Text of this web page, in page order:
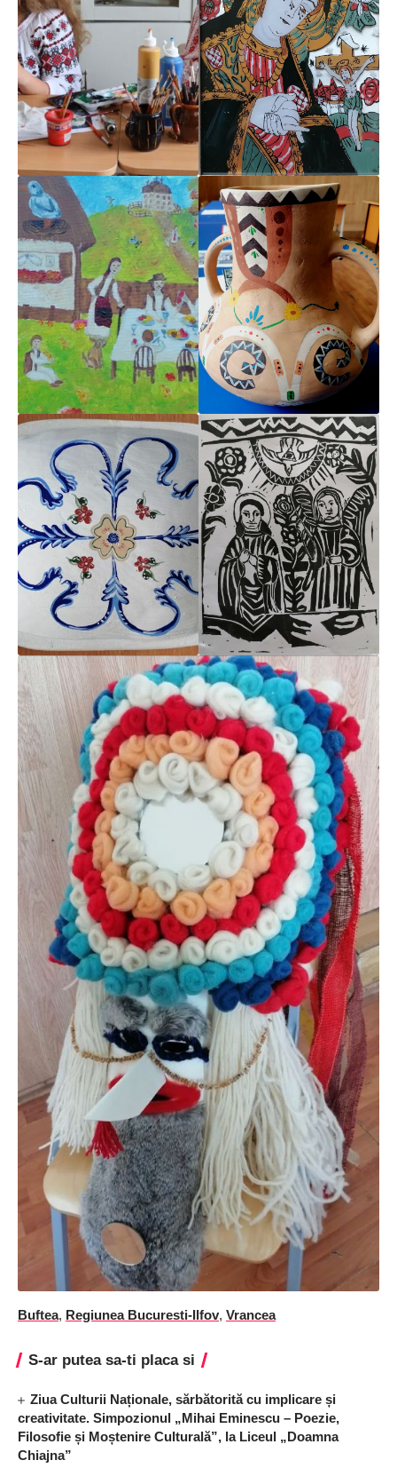
Buftea, Regiunea Bucuresti-Ilfov, Vrancea
S-ar putea sa-ti placa si
Ziua Culturii Naționale, sărbătorită cu implicare și
creativitate. Simpozionul „Mihai Eminescu – Poezie,
Filosofie și Moștenire Culturală”, la Liceul „Doamna
Chiajna”